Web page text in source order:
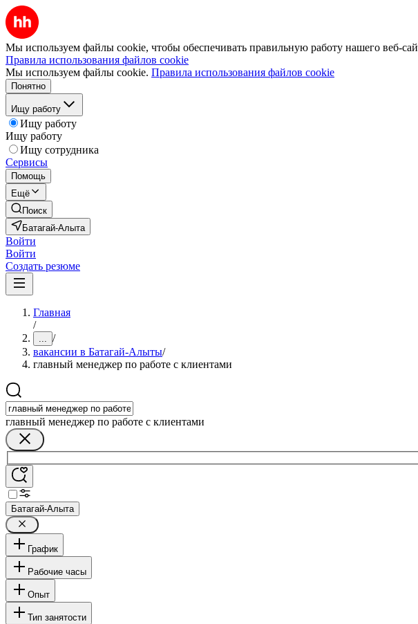
Мы используем файлы cookie, чтобы обеспечивать правильную работу нашего веб-
Правила использования файлов cookie
Мы используем файлы cookie. Правила использования файлов cookie
Понятно
Ищу работу
Ищу работу
Ищу работу
Ищу сотрудника
Сервисы
Помощь
Ещё
Поиск
Батагай-Алыта
Войти
Войти
Создать резюме
Главная
/
... /
вакансии в Батагай-Алыты/
главный менеджер по работе с клиентами
главный менеджер по работе с клиентами
Батагай-Алыта
График
Рабочие часы
Опыт
Тип занятости